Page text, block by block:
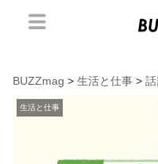
BUZZmag > 生活と仕事 > 話
生活と仕事